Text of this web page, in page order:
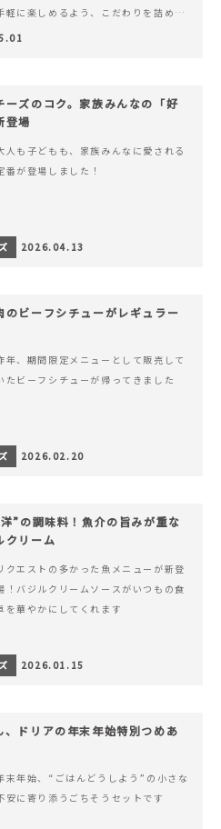
軽に楽しめるよう、こだわりを詰め込
で仕上げました。 様々なシーンでお召
ズのコク。家族みんなの「好
登場
人も子どもも、家族みんなに愛される
番が登場しました！
2026.04.13
ビーフシチューがレギュラー
年、期間限定メニューとして販売して
たビーフシチューが帰ってきました
2026.02.20
”の調味料！魚介の旨みが重な
クリーム
クエストの多かった魚メニューが新登
！バジルクリームソースがいつもの食
を華やかにしてくれます
2026.01.15
、ドリアの年末年始特別つめあ
末年始、“ごはんどうしよう”の小さな
安に寄り添うごちそうセットです